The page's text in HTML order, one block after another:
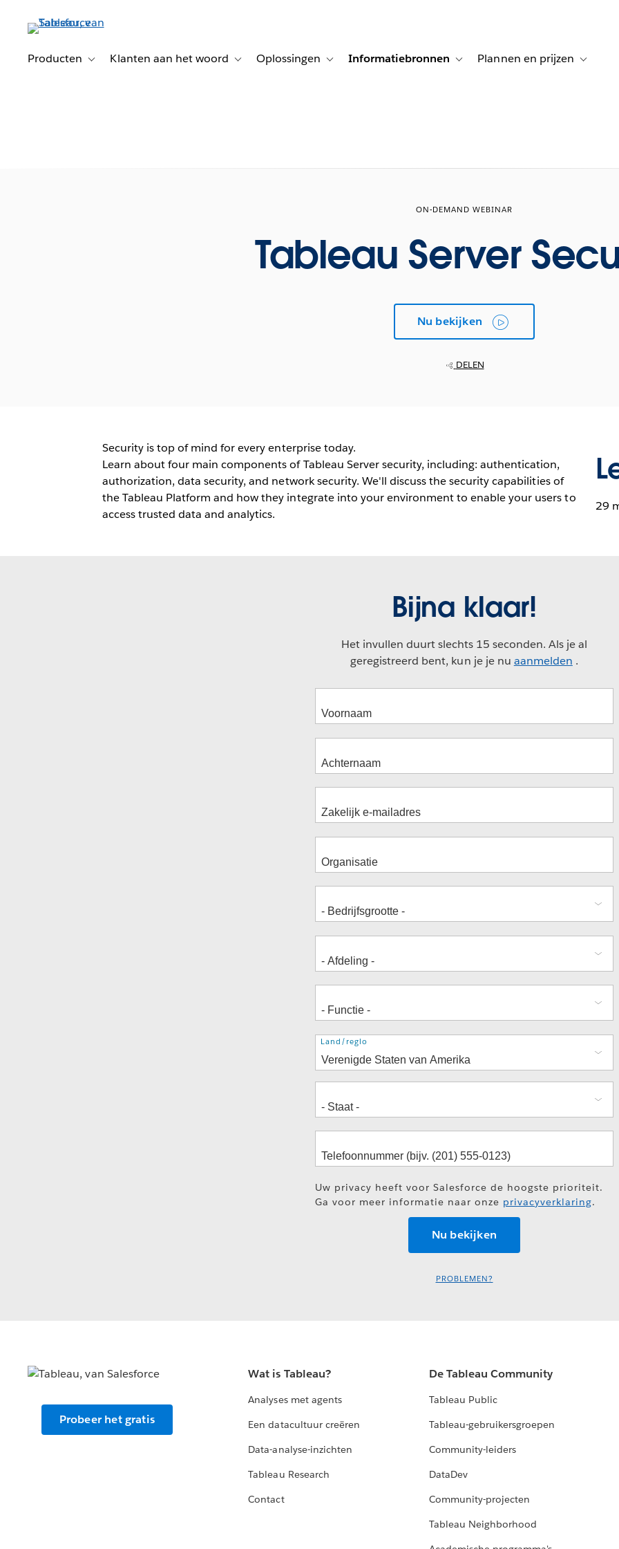
Producten
Toggle sub-navigation for Producten
Klanten aan het woord Toggle sub-navigation for Klanten aan het woord
Oplossingen Toggle sub-navigation for Oplossingen
Informatiebronnen Toggle sub-navigation for
Plannen en prijzen Toggle
ON-DEMAND WEBINAR
Tableau Server
Nu bekijken
DELEN
Security is top of mind for every enterprise today.
Learn about four main components of Tableau Server security, including: authentication,
authorization, data security, and network security. We'll discuss the security capabilities of
the Tableau Platform and how they integrate into your environment to enable your users to
access trusted data and analytics.
29
Bijna klaar!
Het invullen duurt slechts 15 seconden. Als je al
geregistreerd bent, kun je je nu aanmelden .
Adres
Land/regio
Uw privacy heeft voor Salesforce de hoogste prioriteit.
Ga voor meer informatie naar onze privacyverklaring.
PROBLEMEN?
Probeer het gratis
Wat is Tableau?
Analyses met agents
Een datacultuur creëren
Data-analyse-inzichten
Tableau Research
Contact
De Tableau Community
Tableau Public
Tableau-gebruikersgroepen
Community-leiders
DataDev
Community-projecten
Tableau Neighborhood